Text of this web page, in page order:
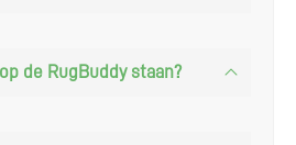
de RugBuddy staan?